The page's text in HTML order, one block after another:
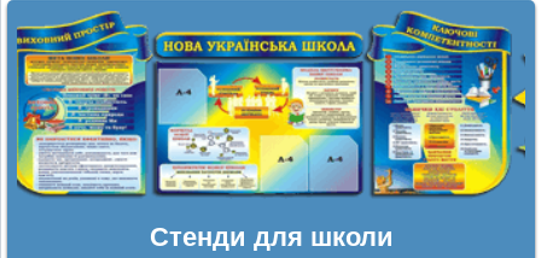
Стенди для школи